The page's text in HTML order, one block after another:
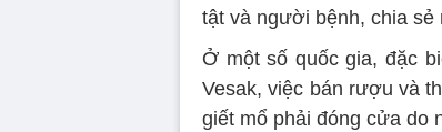
tật và người bệnh, chia
Ở một số quốc gia, đặc
Vesak, việc bán rượu và
giết mổ phải đóng cửa do